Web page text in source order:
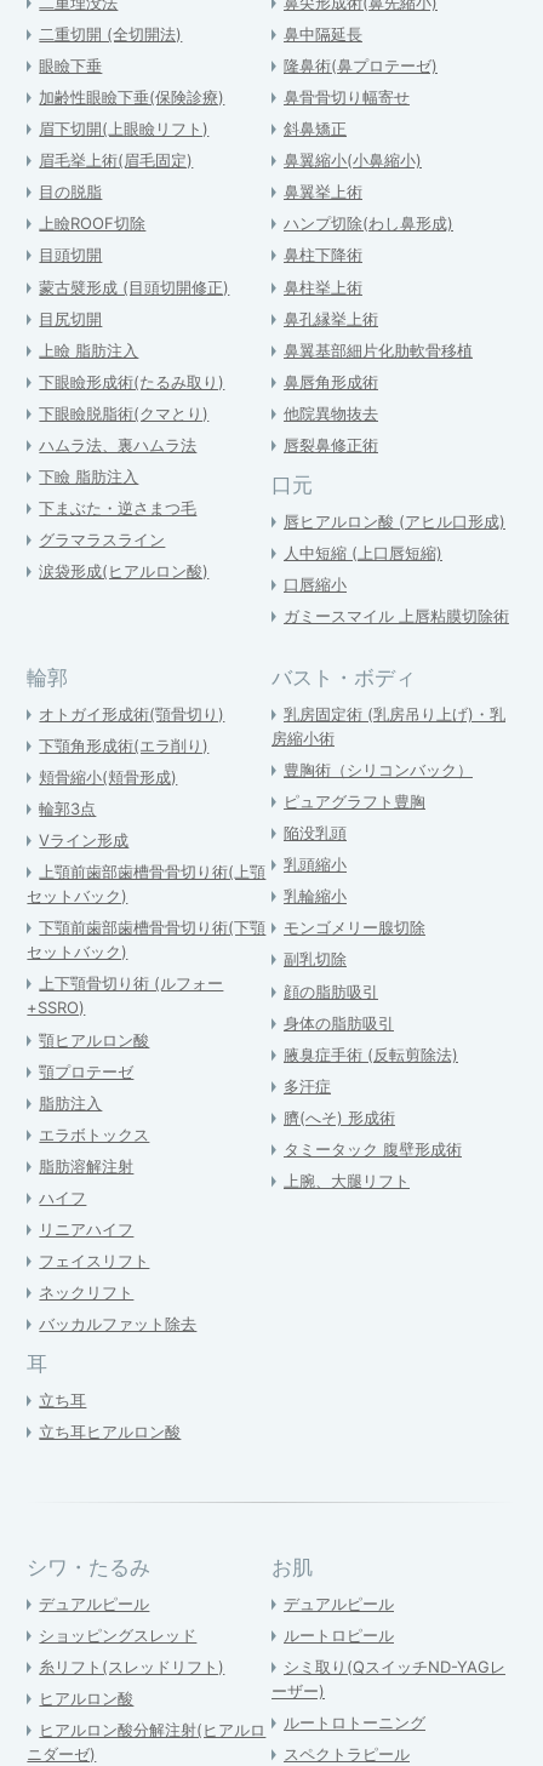
二重切開 (全切開法)
眼瞼下垂
加齢性眼瞼下垂(保険診療)
眉下切開(上眼瞼リフト)
眉毛挙上術(眉毛固定)
目の脱脂
上瞼ROOF切除
目頭切開
蒙古襞形成 (目頭切開修正)
目尻切開
上瞼 脂肪注入
下眼瞼形成術(たるみ取り)
下眼瞼脱脂術(クマとり)
ハムラ法、裏ハムラ法
下瞼 脂肪注入
下まぶた・逆さまつ毛
グラマラスライン
涙袋形成(ヒアルロン酸)
鼻中隔延長
隆鼻術(鼻プロテーゼ)
鼻骨骨切り幅寄せ
斜鼻矯正
鼻翼縮小(小鼻縮小)
鼻翼挙上術
ハンプ切除(わし鼻形成)
鼻柱下降術
鼻柱挙上術
鼻孔縁挙上術
鼻翼基部細片化肋軟骨移植
鼻唇角形成術
他院異物抜去
唇裂鼻修正術
口元
唇ヒアルロン酸 (アヒル口形成)
人中短縮 (上口唇短縮)
口唇縮小
ガミースマイル 上唇粘膜切除術
輪郭
オトガイ形成術(顎骨切り)
下顎角形成術(エラ削り)
頬骨縮小(頬骨形成)
輪郭3点
Vライン形成
上顎前歯部歯槽骨骨切り術(上顎
セットバック)
下顎前歯部歯槽骨骨切り術(下顎
セットバック)
上下顎骨切り術 (ルフォー
+SSRO)
顎ヒアルロン酸
顎プロテーゼ
脂肪注入
エラボトックス
脂肪溶解注射
ハイフ
リニアハイフ
フェイスリフト
ネックリフト
バッカルファット除去
耳
立ち耳
立ち耳ヒアルロン酸
バスト・ボディ
乳房固定術 (乳房吊り上げ)・乳
房縮小術
豊胸術（シリコンバック）
ピュアグラフト豊胸
陥没乳頭
乳頭縮小
乳輪縮小
モンゴメリー腺切除
副乳切除
顔の脂肪吸引
身体の脂肪吸引
腋臭症手術 (反転剪除法)
多汗症
臍(へそ) 形成術
タミータック 腹壁形成術
上腕、大腿リフト
シワ・たるみ
デュアルピール
ショッピングスレッド
糸リフト(スレッドリフト)
ヒアルロン酸
ヒアルロン酸分解注射(ヒアルロ
ニダーゼ)
お肌
デュアルピール
ルートロピール
シミ取り(QスイッチND-YAGレ
ーザー)
ルートロトーニング
スペクトラピール